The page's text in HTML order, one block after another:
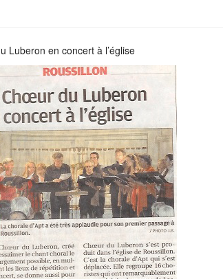
Luberon en concert à l’église